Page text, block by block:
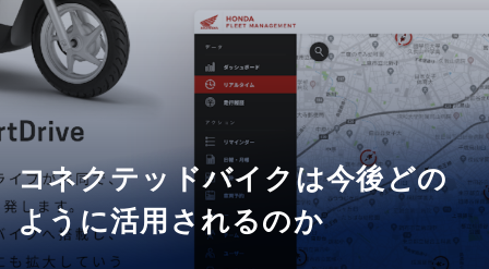
コネクテッドバイクは今後どの
ように活用されるのか​